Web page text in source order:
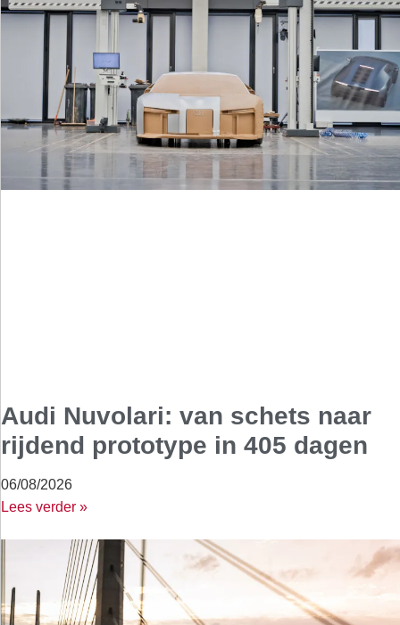
Audi Nuvolari: van schets naar
rijdend prototype in 405 dagen
06/08/2026
Lees verder »